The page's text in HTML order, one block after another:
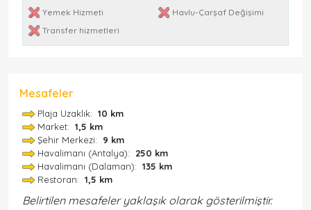
Yemek Hizmeti
Havlu-Çarşaf Değişimi
Transfer hizmetleri
Mesafeler
Plaja Uzaklık: 10 km
Market: 1,5 km
Şehir Merkezi: 9 km
Havalimanı (Antalya): 250 km
Havalimanı (Dalaman): 135 km
Restoran: 1,5 km
Belirtilen mesafeler yaklaşık olarak gösterilmiştir.